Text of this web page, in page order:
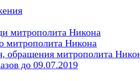
митрополита Никона
митрополита Никона
обращения митрополита
до 09.07.2019